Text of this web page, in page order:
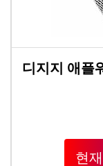
디지지 애플
현